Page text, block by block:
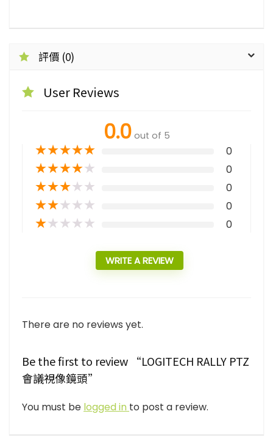
評價 (0)
User Reviews
0.0 out of 5
★★★★★ 0
★★★★★ 0
★★★★★ 0
★★★★★ 0
★★★★★ 0
WRITE A REVIEW
There are no reviews yet.
Be the first to review “LOGITECH RALLY PTZ
會議視像鏡頭”
You must be logged in to post a review.